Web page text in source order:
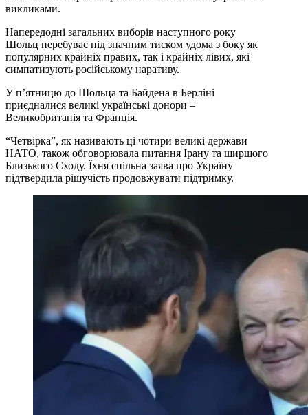
викликами.
Напередодні загальних виборів наступного року
Шольц перебуває під значним тиском удома з боку як
популярних крайніх правих, так і крайніх лівих, які
симпатизують російському наративу.
У п’ятницю до Шольца та Байдена в Берліні
приєдналися великі українські донори –
Великобританія та Франція.
“Четвірка”, як називають ці чотири великі держави
НАТО, також обговорювала питання Ірану та ширшого
Близького Сходу. Їхня спільна заява про Україну
підтвердила рішучість продовжувати підтримку.